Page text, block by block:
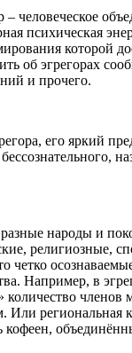
человеческое
психическая
которой
об эгрегорах
и прочего.
его яркий
народы и
религиозные,
четко
Например, в
количество членов
Или региональная
кофеен,